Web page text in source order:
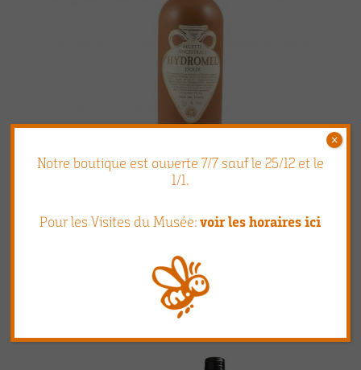
Lire la suite
Notre boutique est ouverte 7/7 sauf le 25/12 et le
1/1.
Pour les Visites du Musée:voir les horaires ici
×